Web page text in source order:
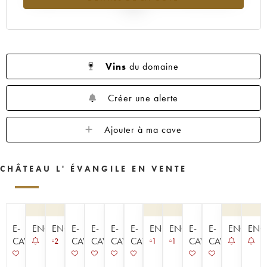
Vins du domaine
Créer une alerte
Ajouter à ma cave
CHÂTEAU L' ÉVANGILE EN VENTE
E-
CAVISTE
ENCHÈREENCHÈRE
2
E-
CAVISTE
E-
CAVISTE
E-
CAVISTE
E-
CAVISTE
ENCHÈRE
1
ENCHÈRE
1
E-
CAVISTE
E-
CAVISTE
ENCHÈRE